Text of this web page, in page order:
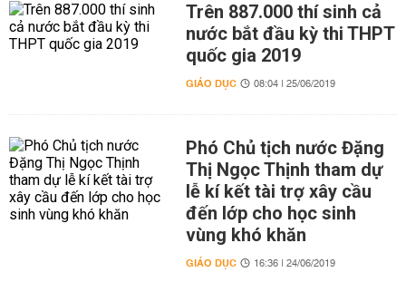
Trên 887.000 thí sinh cả
nước bắt đầu kỳ thi THPT
quốc gia 2019
GIÁO DỤC 08:04 | 25/06/2019
Phó Chủ tịch nước Đặng
Thị Ngọc Thịnh tham dự
lễ kí kết tài trợ xây cầu
đến lớp cho học sinh
vùng khó khăn
GIÁO DỤC 16:36 | 24/06/2019